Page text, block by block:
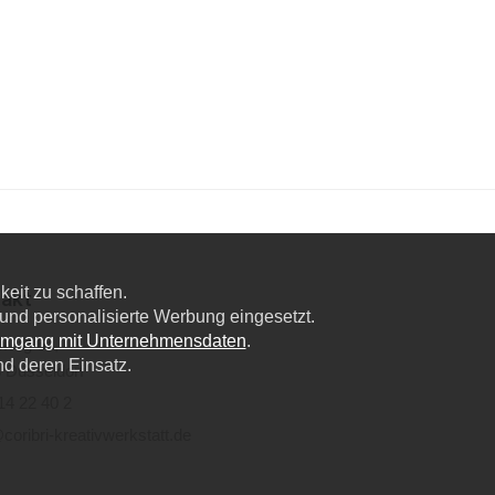
6a,
Düsseldorf
zu schaffen.
personalisierte Werbung eingesetzt.
mit Unternehmensdaten.
deren Einsatz.